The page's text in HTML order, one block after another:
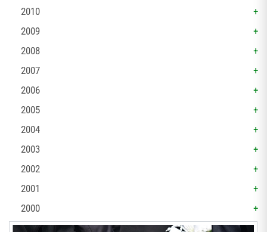
2010
2009
2008
2007
2006
2005
2004
2003
2002
2001
2000